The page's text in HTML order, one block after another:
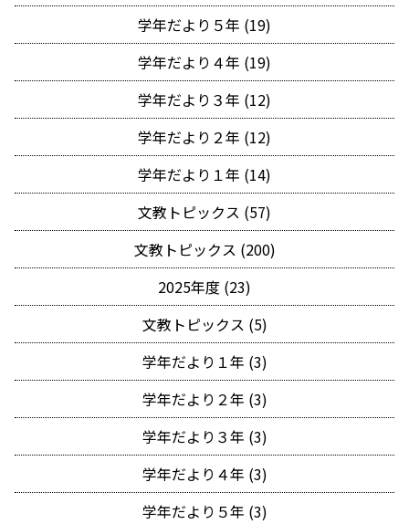
学年だより５年 (19)
学年だより４年 (19)
学年だより３年 (12)
学年だより２年 (12)
学年だより１年 (14)
文教トピックス (57)
文教トピックス (200)
2025年度 (23)
文教トピックス (5)
学年だより１年 (3)
学年だより２年 (3)
学年だより３年 (3)
学年だより４年 (3)
学年だより５年 (3)